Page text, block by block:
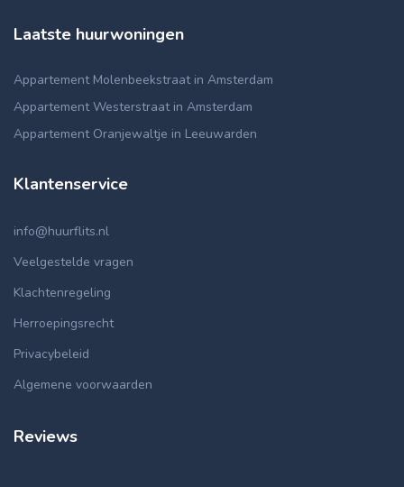
Laatste huurwoningen
Appartement Molenbeekstraat in Amsterdam
Appartement Westerstraat in Amsterdam
Appartement Oranjewaltje in Leeuwarden
Klantenservice
info@huurflits.nl
Veelgestelde vragen
Klachtenregeling
Herroepingsrecht
Privacybeleid
Algemene voorwaarden
Reviews